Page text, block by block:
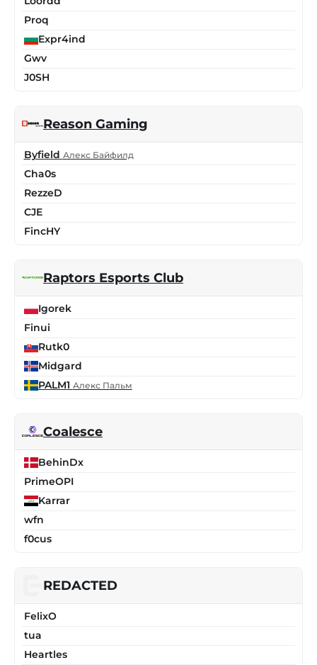
Proq
Expr4ind
Gwv
J0SH
Reason Gaming
Byfield Алекс Байфилд
Cha0s
RezzeD
CJE
FincHY
Raptors Esports Club
Igorek
Finui
Rutk0
Midgard
PALM1 Алекс Пальм
Coalesce
BehinDx
PrimeOPI
Karrar
wfn
f0cus
REDACTED
FelixO
tua
Heartles